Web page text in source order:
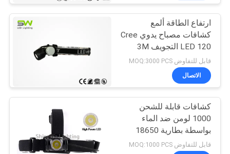
خريطة
الموقع
سياسة
الخصوصية
ارتفاع الطاقة ألمع
كشافات مصباح يدوي Cree
LED 120 التجويف 3M
قطرة اختبار مرت
قابل للتفاوض MOQ:3000 PCS
الاتصال
كشافات قابلة للشحن
1000 لومن ضد الماء
بواسطة بطارية 18650
قابل للتفاوض MOQ:1000 PCS